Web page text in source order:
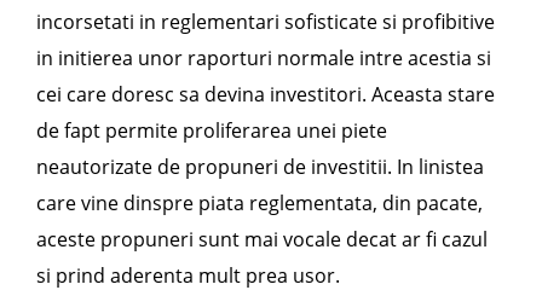
incorsetati in reglementari sofisticate si profibitive
in initierea unor raporturi normale intre acestia si
cei care doresc sa devina investitori. Aceasta stare
de fapt permite proliferarea unei piete
neautorizate de propuneri de investitii. In linistea
care vine dinspre piata reglementata, din pacate,
aceste propuneri sunt mai vocale decat ar fi cazul
si prind aderenta mult prea usor.